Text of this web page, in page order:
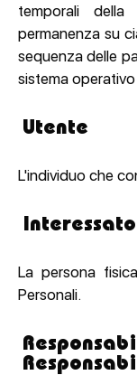
temporali
permanenza su
sequenza delle
sistema operativo
Utente
L'individuo che
Interessato
La persona
Personali.